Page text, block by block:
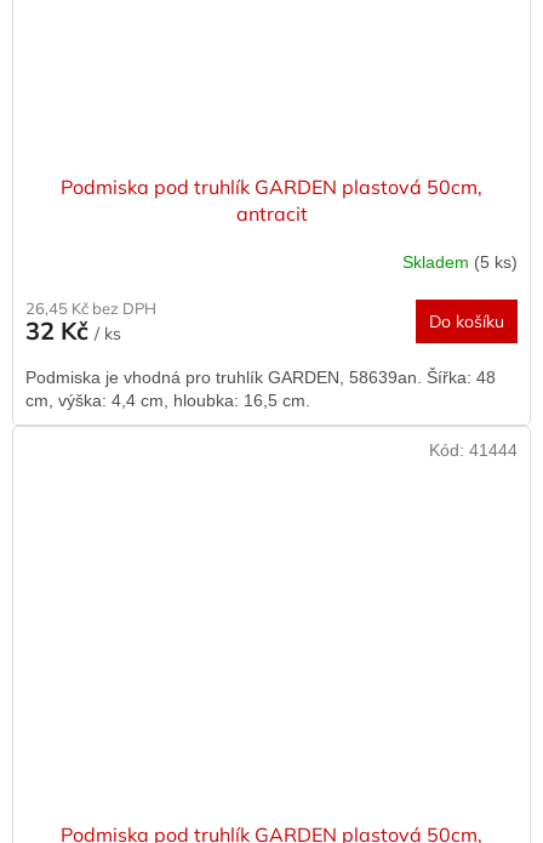
Podmiska pod truhlík GARDEN plastová 50cm,
antracit
Skladem (5 ks)
26,45 Kč bez DPH
32 Kč / ks
Do košíku
Podmiska je vhodná pro truhlík GARDEN, 58639an. Šířka: 48
cm, výška: 4,4 cm, hloubka: 16,5 cm.
Podmiska pod truhlík GARDEN plastová 50cm,
Kód: 41444